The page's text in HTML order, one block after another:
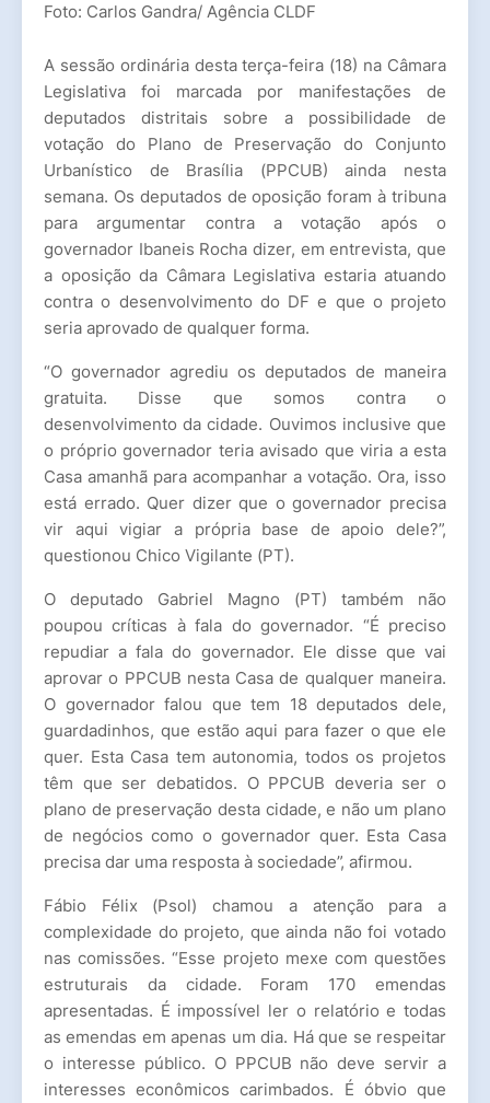
Foto: Carlos Gandra/ Agência CLDF
A sessão ordinária desta terça-feira (18) na Câmara
Legislativa foi marcada por manifestações de
deputados distritais sobre a possibilidade de
votação do Plano de Preservação do Conjunto
Urbanístico de Brasília (PPCUB) ainda nesta
semana. Os deputados de oposição foram à tribuna
para argumentar contra a votação após o
governador Ibaneis Rocha dizer, em entrevista, que
a oposição da Câmara Legislativa estaria atuando
contra o desenvolvimento do DF e que o projeto
seria aprovado de qualquer forma.
“O governador agrediu os deputados de maneira
gratuita. Disse que somos contra o
desenvolvimento da cidade. Ouvimos inclusive que
o próprio governador teria avisado que viria a esta
Casa amanhã para acompanhar a votação. Ora, isso
está errado. Quer dizer que o governador precisa
vir aqui vigiar a própria base de apoio dele?”,
questionou Chico Vigilante (PT).
O deputado Gabriel Magno (PT) também não
poupou críticas à fala do governador. “É preciso
repudiar a fala do governador. Ele disse que vai
aprovar o PPCUB nesta Casa de qualquer maneira.
O governador falou que tem 18 deputados dele,
guardadinhos, que estão aqui para fazer o que ele
quer. Esta Casa tem autonomia, todos os projetos
têm que ser debatidos. O PPCUB deveria ser o
plano de preservação desta cidade, e não um plano
de negócios como o governador quer. Esta Casa
precisa dar uma resposta à sociedade”, afirmou.
Fábio Félix (Psol) chamou a atenção para a
complexidade do projeto, que ainda não foi votado
nas comissões. “Esse projeto mexe com questões
estruturais da cidade. Foram 170 emendas
apresentadas. É impossível ler o relatório e todas
as emendas em apenas um dia. Há que se respeitar
o interesse público. O PPCUB não deve servir a
interesses econômicos carimbados. É óbvio que